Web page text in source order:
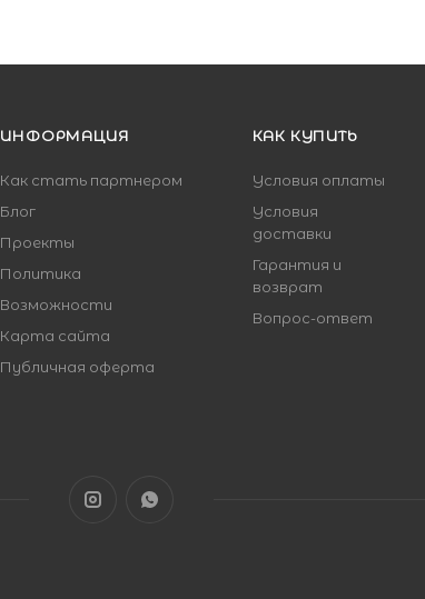
ИНФОРМАЦИЯ
Как стать партнером
Блог
Проекты
Политика
Возможности
Карта сайта
Публичная оферта
КАК КУПИТЬ
Условия оплаты
Условия
доставки
Гарантия и
возврат
Вопрос-ответ